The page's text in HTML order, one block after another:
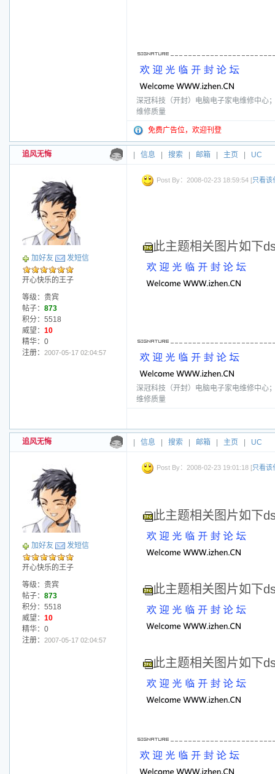
深冠科技（开封）电脑电子家电维修中心
维修质量
免费广告位，欢迎刊登
追风无悔 信息 搜索 邮箱 主页 UC
加好友 发短信
开心快乐的王子
等级：贵宾
帖子： 873
积分：5518
威望： 10
精华：0
注册： 2007-05-17 02:04:57
Post By：2008-02-23 18:59:54 [只看该
此主题相关图片如下
深冠科技（开封）电脑电子家电维修中心
维修质量
追风无悔 信息 搜索 邮箱 主页 UC
加好友 发短信
开心快乐的王子
等级：贵宾
帖子： 873
积分：5518
威望： 10
精华：0
注册： 2007-05-17 02:04:57
Post By：2008-02-23 19:01:18 [只看该
此主题相关图片如下
此主题相关图片如下
此主题相关图片如下